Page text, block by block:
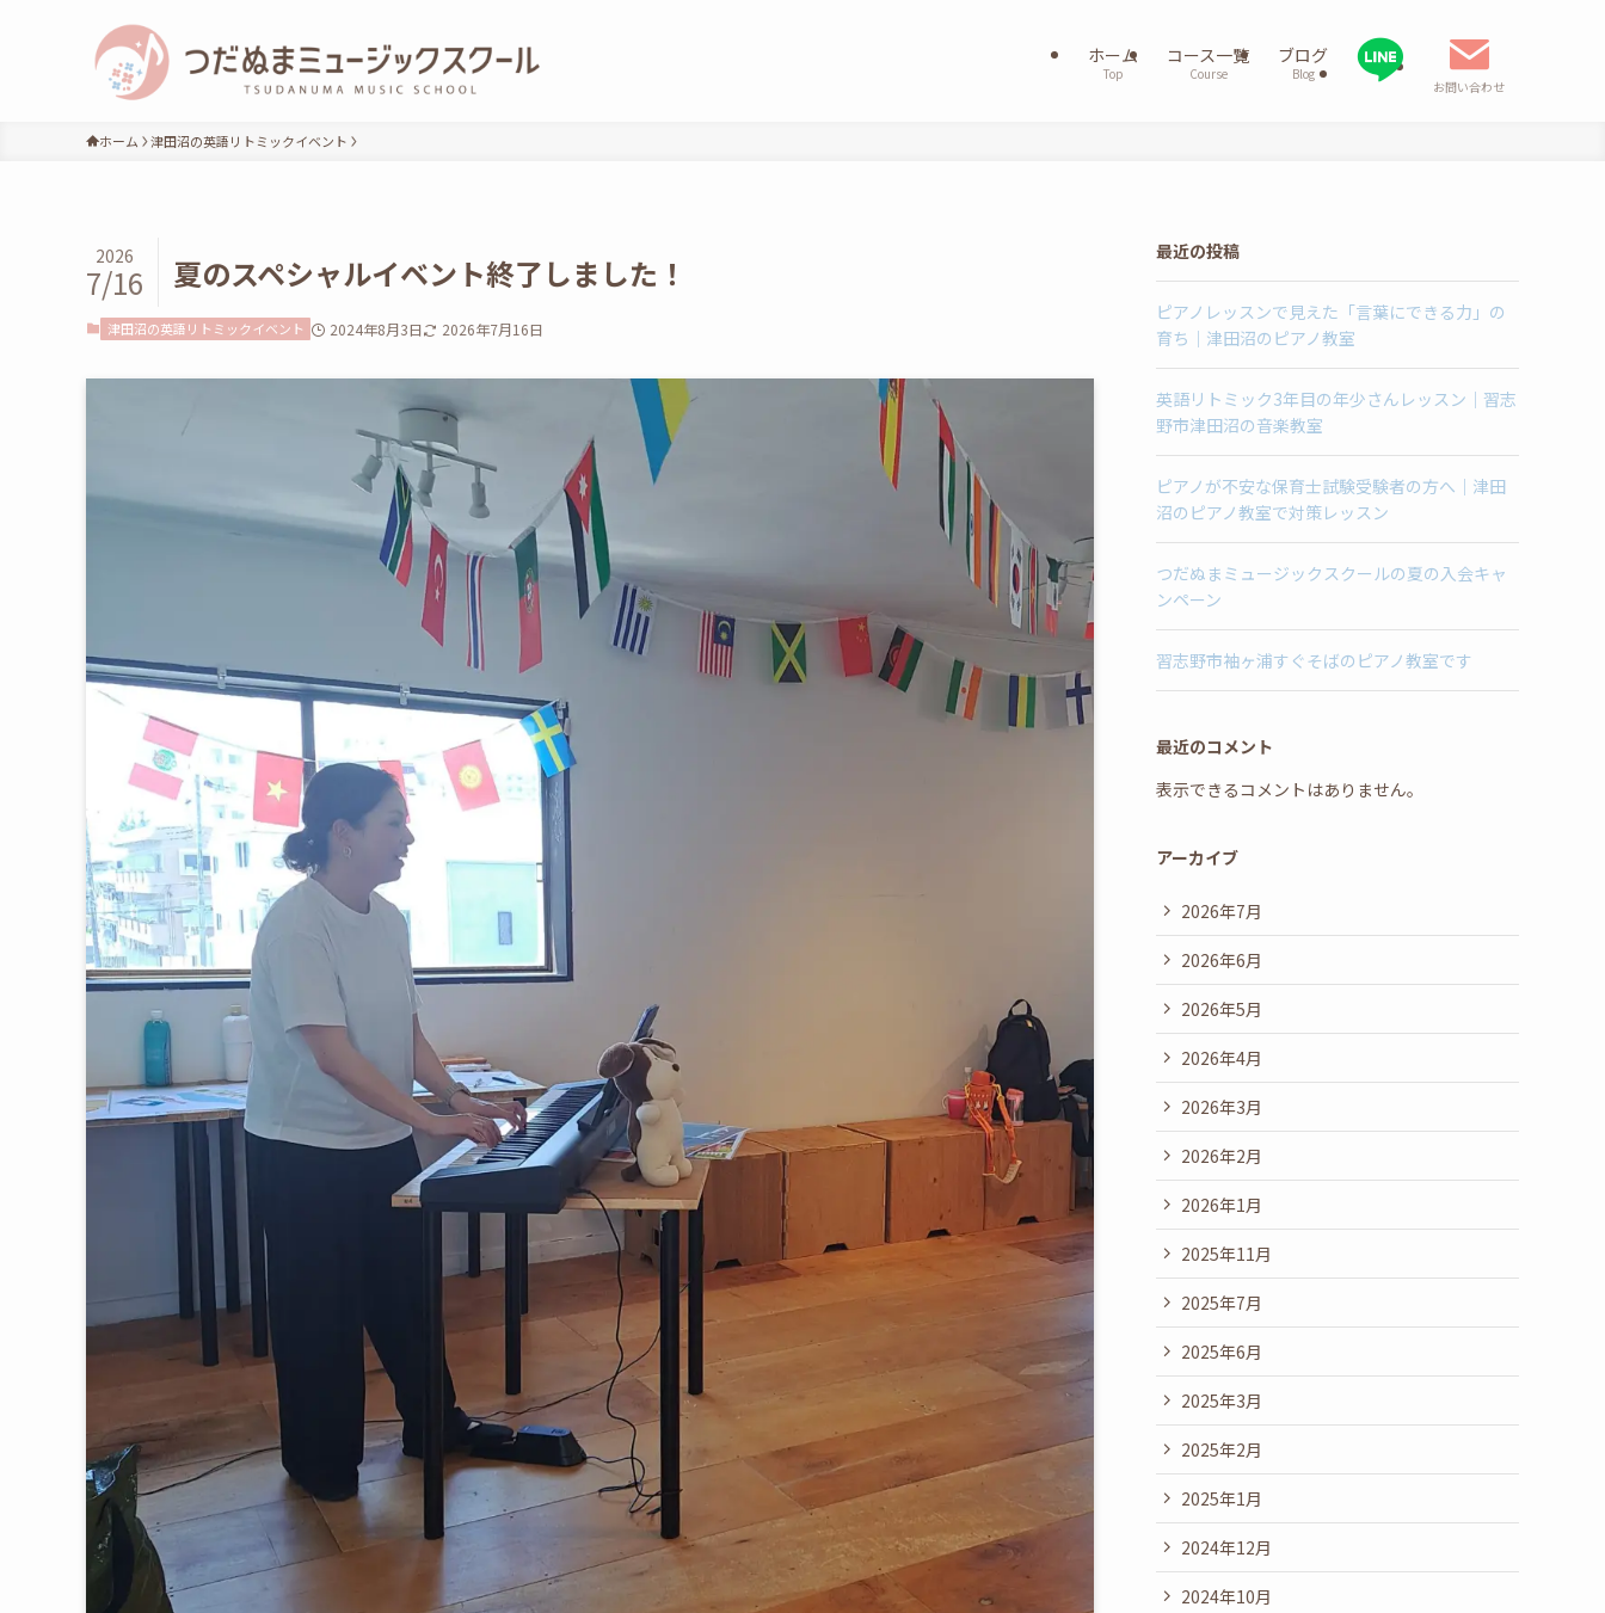
ホーム
Top
コース一覧
Course
ブログ
Blog
お問い合わせ
ホーム 津田沼の英語リトミックイベント
夏のスペシャルイベント終了しました！
2026
7/16
津田沼の英語リトミックイベント 2024年8月3日 2026年7月16日
最近の投稿
ピアノレッスンで見えた「言葉にできる力」の
育ち｜津田沼のピアノ教室
英語リトミック3年目の年少さんレッスン｜習志
野市津田沼の音楽教室
ピアノが不安な保育士試験受験者の方へ｜津田
沼のピアノ教室で対策レッスン
つだぬまミュージックスクールの夏の入会キャ
ンペーン
習志野市袖ヶ浦すぐそばのピアノ教室です
最近のコメント
表示できるコメントはありません。
アーカイブ
2026年7月
2026年6月
2026年5月
2026年4月
2026年3月
2026年2月
2026年1月
2025年11月
2025年7月
2025年6月
2025年3月
2025年2月
2025年1月
2024年12月
2024年10月